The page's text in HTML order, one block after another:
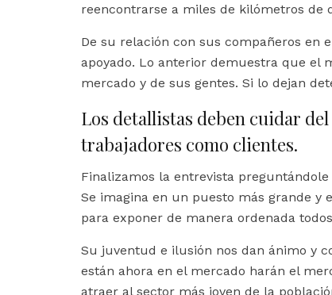
reencontrarse a miles de kilómetros de
De su relación con sus compañeros en
apoyado. Lo anterior demuestra que el
mercado y de sus gentes. Si lo dejan
Los detallistas deben cuidar
trabajadores como clientes.
Finalizamos la entrevista
Se imagina en un puesto más grande y
para exponer de manera ordenada
Su juventud e ilusión nos dan ánimo y
están ahora en el mercado harán el
atraer al sector más joven de la